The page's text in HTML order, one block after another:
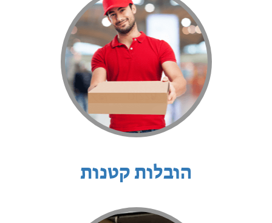
הובלות קטנות